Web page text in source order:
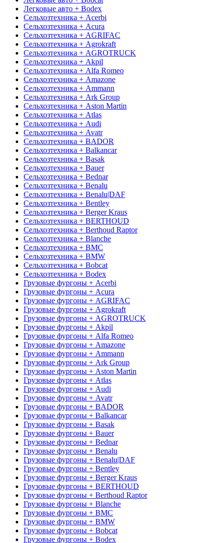
Легковые авто + Bodex
Сельхозтехника + Acerbi
Сельхозтехника + Acura
Сельхозтехника + AGRIFAC
Сельхозтехника + Agrokraft
Сельхозтехника + AGROTRUCK
Сельхозтехника + Akpil
Сельхозтехника + Alfa Romeo
Сельхозтехника + Amazone
Сельхозтехника + Ammann
Сельхозтехника + Ark Group
Сельхозтехника + Aston Martin
Сельхозтехника + Atlas
Сельхозтехника + Audi
Сельхозтехника + Avatr
Сельхозтехника + BADOR
Сельхозтехника + Balkancar
Сельхозтехника + Basak
Сельхозтехника + Bauer
Сельхозтехника + Bednar
Сельхозтехника + Benalu
Сельхозтехника + Benalu|DAF
Сельхозтехника + Bentley
Сельхозтехника + Berger Kraus
Сельхозтехника + BERTHOUD
Сельхозтехника + Berthoud Raptor
Сельхозтехника + Blanche
Сельхозтехника + BMC
Сельхозтехника + BMW
Сельхозтехника + Bobcat
Сельхозтехника + Bodex
Грузовые фургоны + Acerbi
Грузовые фургоны + Acura
Грузовые фургоны + AGRIFAC
Грузовые фургоны + Agrokraft
Грузовые фургоны + AGROTRUCK
Грузовые фургоны + Akpil
Грузовые фургоны + Alfa Romeo
Грузовые фургоны + Amazone
Грузовые фургоны + Ammann
Грузовые фургоны + Ark Group
Грузовые фургоны + Aston Martin
Грузовые фургоны + Atlas
Грузовые фургоны + Audi
Грузовые фургоны + Avatr
Грузовые фургоны + BADOR
Грузовые фургоны + Balkancar
Грузовые фургоны + Basak
Грузовые фургоны + Bauer
Грузовые фургоны + Bednar
Грузовые фургоны + Benalu
Грузовые фургоны + Benalu|DAF
Грузовые фургоны + Bentley
Грузовые фургоны + Berger Kraus
Грузовые фургоны + BERTHOUD
Грузовые фургоны + Berthoud Raptor
Грузовые фургоны + Blanche
Грузовые фургоны + BMC
Грузовые фургоны + BMW
Грузовые фургоны + Bobcat
Грузовые фургоны + Bodex